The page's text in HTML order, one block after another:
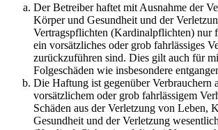
Der Betreiber haftet mit Ausnahme der
Körper und Gesundheit und der
Vertragspflichten (Kardinalpflichten) nur
ein vorsätzliches oder grob fahrlässiges
zurückzuführen sind. Dies gilt auch für
Folgeschäden wie insbesondere
Die Haftung ist gegenüber Verbrauchern
vorsätzlichem oder grob fahrlässigem
Schäden aus der Verletzung von Leben,
Gesundheit und der Verletzung